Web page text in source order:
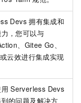
Devs 拥有集成和
，您可以与
、Gitee Go、
或云效进行集成实现
Serverless Devs
的问题及解决方